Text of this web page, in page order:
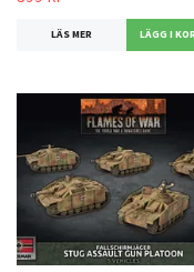
LÄS MER